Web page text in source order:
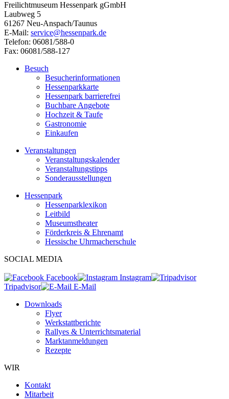
Freilichtmuseum Hessenpark gGmbH
Laubweg 5
61267 Neu-Anspach/Taunus
E-Mail: service@hessenpark.de
Telefon: 06081/588-0
Fax: 06081/588-127
Besuch
Besucherinformationen
Hessenparkkarte
Hessenpark barrierefrei
Buchbare Angebote
Hochzeit & Taufe
Gastronomie
Einkaufen
Veranstaltungen
Veranstaltungskalender
Veranstaltungstipps
Sonderausstellungen
Hessenpark
Hessenparklexikon
Leitbild
Museumstheater
Förderkreis & Ehrenamt
Hessische Uhrmacherschule
SOCIAL MEDIA
Facebook
Instagram
Tripadvisor
E-Mail
Downloads
Flyer
Werkstattberichte
Rallyes & Unterrichtsmaterial
Marktanmeldungen
Rezepte
WIR
Kontakt
Mitarbeit